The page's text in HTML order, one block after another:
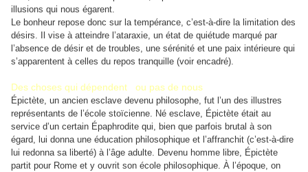
illusions qui nous égarent.
Le bonheur repose donc sur la tempérance, c’est-à-dire la limitation des
désirs. Il vise à atteindre l’ataraxie, un état de quiétude marqué par
l’absence de désir et de troubles, une sérénité et une paix intérieure qui
s’apparentent à celles du repos tranquille (voir encadré).
Des choses qui dépendent ou pas de nous
Épictète, un ancien esclave devenu philosophe, fut l’un des illustres
représentants de l’école stoïcienne. Né esclave, Épictète était au
service d’un certain Épaphrodite qui, bien que parfois brutal à son
égard, lui donna une éducation philosophique et l’affranchit (c’est-à-dire
lui redonna sa liberté) à l’âge adulte. Devenu homme libre, Épictète
partit pour Rome et y ouvrit son école philosophique. À l’époque, on